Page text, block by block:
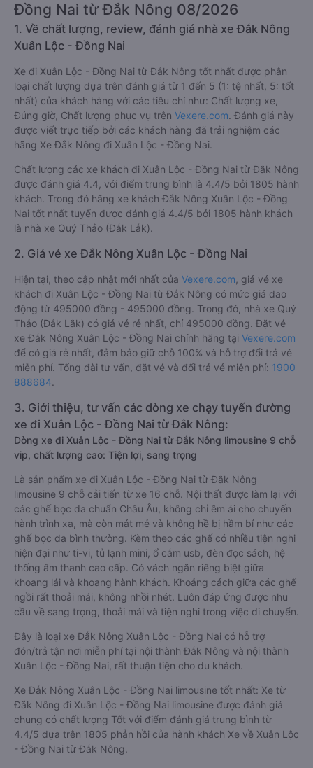
Đồng Nai từ Đắk Nông 08/2026
1. Về chất lượng, review, đánh giá nhà xe Đắk Nông
Xuân Lộc - Đồng Nai
Xe đi Xuân Lộc - Đồng Nai từ Đắk Nông tốt nhất được phân
loại chất lượng dựa trên đánh giá từ 1 đến 5 (1: tệ nhất, 5: tốt
nhất) của khách hàng với các tiêu chí như: Chất lượng xe,
Đúng giờ, Chất lượng phục vụ trên Vexere.com. Đánh giá này
được viết trực tiếp bởi các khách hàng đã trải nghiệm các
hãng Xe Đắk Nông đi Xuân Lộc - Đồng Nai.
Chất lượng các xe khách đi Xuân Lộc - Đồng Nai từ Đắk Nông
được đánh giá 4.4, với điểm trung bình là 4.4/5 bởi 1805 hành
khách. Trong đó hãng xe khách Đắk Nông Xuân Lộc - Đồng
Nai tốt nhất tuyến được đánh giá 4.4/5 bởi 1805 hành khách
là nhà xe Quý Thảo (Đắk Lắk).
2. Giá vé xe Đắk Nông Xuân Lộc - Đồng Nai
Hiện tại, theo cập nhật mới nhất của Vexere.com , giá vé xe
khách đi Xuân Lộc - Đồng Nai từ Đắk Nông có mức giá dao
động từ 495000 đồng - 495000 đồng. Trong đó, nhà xe Quý
Thảo (Đắk Lắk) có giá vé rẻ nhất, chỉ 495000 đồng. Đặt vé
xe Đắk Nông Xuân Lộc - Đồng Nai chính hãng tại Vexere.com
để có giá rẻ nhất, đảm bảo giữ chỗ 100% và hỗ trợ đổi trả vé
miễn phí. Tổng đài tư vấn, đặt vé và đổi trả vé miễn phí: 1900
888684.
3. Giới thiệu, tư vấn các dòng xe chạy tuyến đường
xe đi Xuân Lộc - Đồng Nai từ Đắk Nông:
Dòng xe đi Xuân Lộc - Đồng Nai từ Đắk Nông limousine 9 chỗ
vip, chất lượng cao: Tiện lợi, sang trọng
Là sản phẩm xe đi Xuân Lộc - Đồng Nai từ Đắk Nông
limousine 9 chỗ cải tiến từ xe 16 chỗ. Nội thất được làm lại với
các ghế bọc da chuẩn Châu Âu, không chỉ êm ái cho chuyến
hành trình xa, mà còn mát mẻ và không hề bị hầm bí như các
ghế bọc da bình thường. Kèm theo các ghế có nhiều tiện nghi
hiện đại như ti-vi, tủ lạnh mini, ổ cắm usb, đèn đọc sách, hệ
thống âm thanh cao cấp. Có vách ngăn riêng biệt giữa
khoang lái và khoang hành khách. Khoảng cách giữa các ghế
ngồi rất thoải mái, không nhồi nhét. Luôn đáp ứng được nhu
cầu về sang trọng, thoải mái và tiện nghi trong việc di chuyển.
Đây là loại xe Đắk Nông Xuân Lộc - Đồng Nai có hỗ trợ
đón/trả tận nơi miễn phí tại nội thành Đắk Nông và nội thành
Xuân Lộc - Đồng Nai, rất thuận tiện cho du khách.
Xe Đắk Nông Xuân Lộc - Đồng Nai limousine tốt nhất: Xe từ
Đắk Nông đi Xuân Lộc - Đồng Nai limousine được đánh giá
chung có chất lượng Tốt với điểm đánh giá trung bình từ
4.4/5 dựa trên 1805 phản hồi của hành khách Xe về Xuân Lộc
- Đồng Nai từ Đắk Nông.